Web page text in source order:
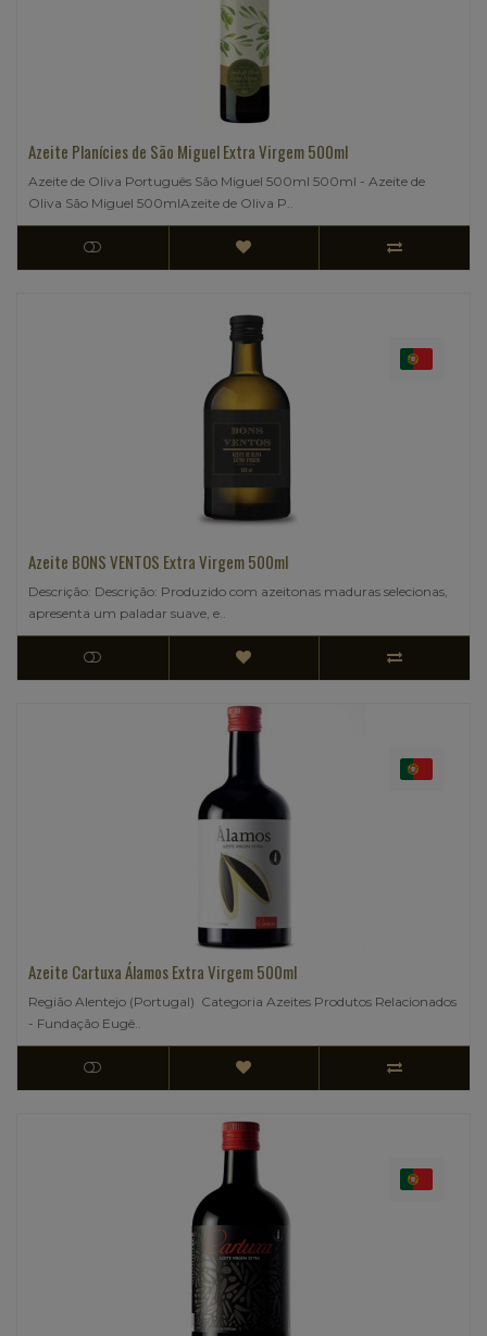
Azeite Planícies de São Miguel Extra Virgem 500ml
Azeite de Oliva Português São Miguel 500ml 500ml - Azeite de
Oliva São Miguel 500mlAzeite de Oliva P..
Azeite BONS VENTOS Extra Virgem 500ml
Descrição: Descrição: Produzido com azeitonas maduras selecionas,
apresenta um paladar suave, e..
Azeite Cartuxa Álamos Extra Virgem 500ml
Região Alentejo (Portugal) Categoria Azeites Produtos Relacionados
- Fundação Eugê..